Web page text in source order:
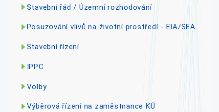
Stavební řád / Územní rozhodování
Posuzování vlivů na životní prostředí - EIA/SEA
Stavební řízení
IPPC
Volby
Výběrová řízení na zaměstnance KÚ